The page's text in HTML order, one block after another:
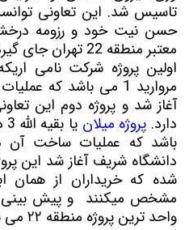
تاسیس شد. این تعاونی
حسن نیت خود و رزومه
معتبر منطقه 22 تهران جای گیرد.
دارد. پروژه میلان
دانشگاه شریف آغاز شد این
شده که خریداران از همان
مشخص میکنند و پیش بینی
واحد ترین پروژه منطقه ۲۲ می باشد.